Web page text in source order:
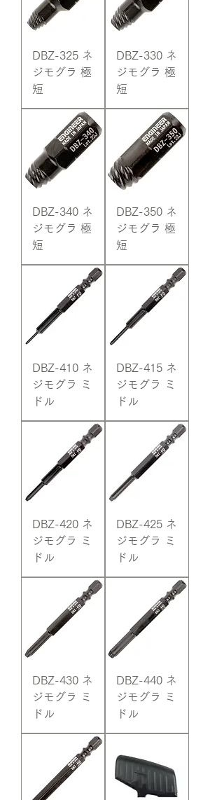
DBZ-325 ネ
ジモグラ 極
短
DBZ-330 ネ
ジモグラ 極
短
DBZ-340 ネ
ジモグラ 極
短
DBZ-350 ネ
ジモグラ 極
短
DBZ-410 ネ
ジモグラ ミ
ドル
DBZ-415 ネ
ジモグラ ミ
ドル
DBZ-420 ネ
ジモグラ ミ
ドル
DBZ-425 ネ
ジモグラ ミ
ドル
DBZ-430 ネ
ジモグラ ミ
ドル
DBZ-440 ネ
ジモグラ ミ
ドル